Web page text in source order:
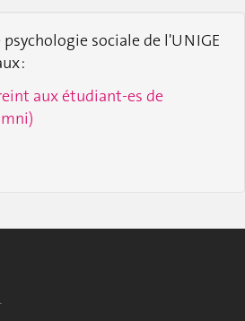
sociale de l'UNIGE
:
aux étudiant-es de